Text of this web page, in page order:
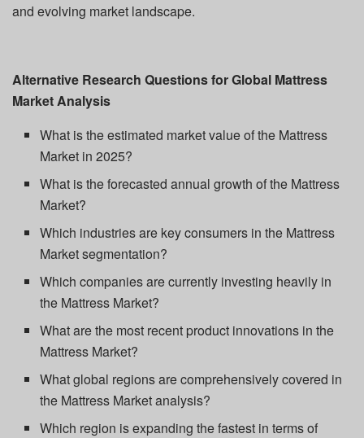
and evolving market landscape.
Alternative Research Questions for Global Mattress
Market Analysis
What is the estimated market value of the Mattress
Market in 2025?
What is the forecasted annual growth of the Mattress
Market?
Which industries are key consumers in the Mattress
Market segmentation?
Which companies are currently investing heavily in
the Mattress Market?
What are the most recent product innovations in the
Mattress Market?
What global regions are comprehensively covered in
the Mattress Market analysis?
Which region is expanding the fastest in terms of